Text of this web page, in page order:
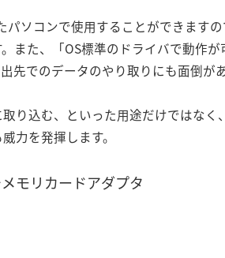
ソコンで使用することができます
また、「OS標準のドライバで動作
先でのデータのやり取りにも面倒が
り込む、といった用途だけではなく
力を発揮します。
リカードアダプタ